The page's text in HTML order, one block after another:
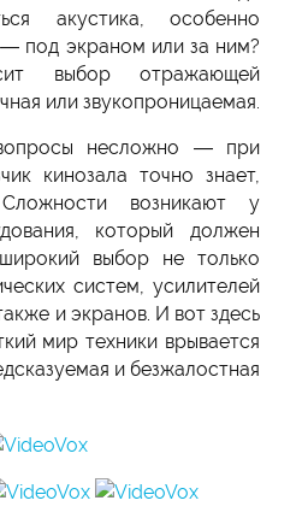
акустика, особенно
под экраном или за ним?
выбор отражающей
или звукопроницаемая.
несложно — при
кинозала точно знает,
возникают у
который должен
выбор не только
систем, усилителей
и экранов. И вот здесь
мир техники врывается
и безжалостная